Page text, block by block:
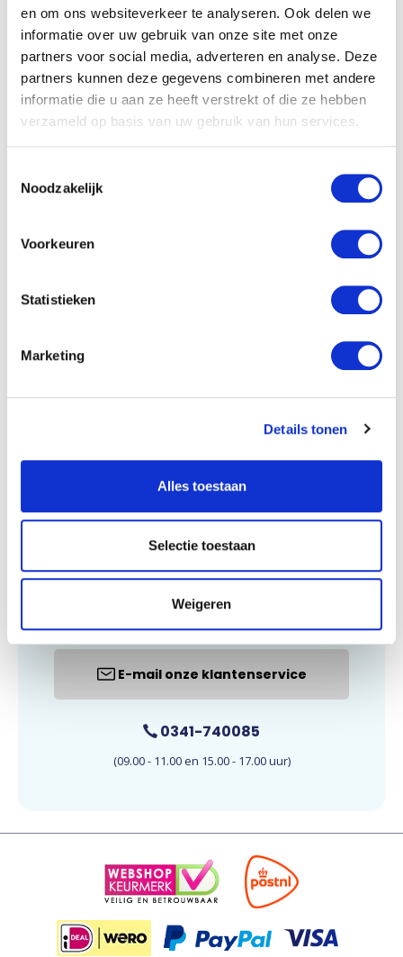
en om ons websiteverkeer te analyseren. Ook delen we
informatie over uw gebruik van onze site met onze
partners voor social media, adverteren en analyse. Deze
partners kunnen deze gegevens combineren met andere
informatie die u aan ze heeft verstrekt of die ze hebben
verzameld op basis van uw gebruik van hun services.
Noodzakelijk
Voorkeuren
Statistieken
Marketing
Details tonen
Alles toestaan
Selectie toestaan
Weigeren
Omschrijving
Omschrijving
bobbi hoera een bro
Bobbi
E-mail onze klantenservice
0341-740085
(09.00 - 11.00 en 15.00 - 17.00 uur)